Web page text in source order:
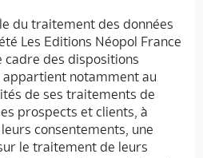
du traitement des données
Les Editions Néopol France
cadre des dispositions
appartient notamment au
de ses traitements de
prospects et clients, à
consentements, une
le traitement de leurs